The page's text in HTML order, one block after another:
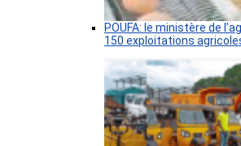
POUFA: le ministère de
150 exploitations